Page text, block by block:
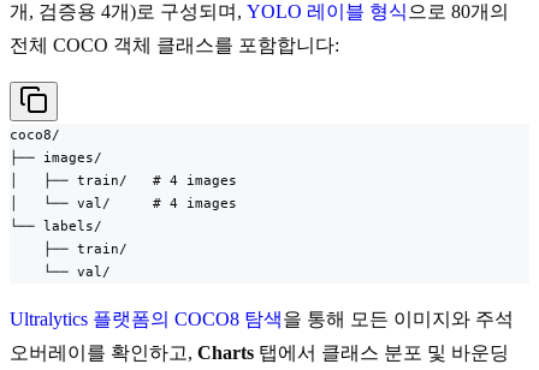
개, 검증용 4개)로 구성되며, YOLO 레이블 형식 으로 80개의
전체 COCO 객체 클래스를 포함합니다:
coco8/
├── images/
│   ├── train/   # 4 images
│   └── val/     # 4 images
└── labels/
    ├── train/
    └── val/
Ultralytics 플랫폼의 COCO8 탐색을 통해 모든 이미지와 주석
오버레이를 확인하고, Charts 탭에서 클래스 분포 및 바운딩